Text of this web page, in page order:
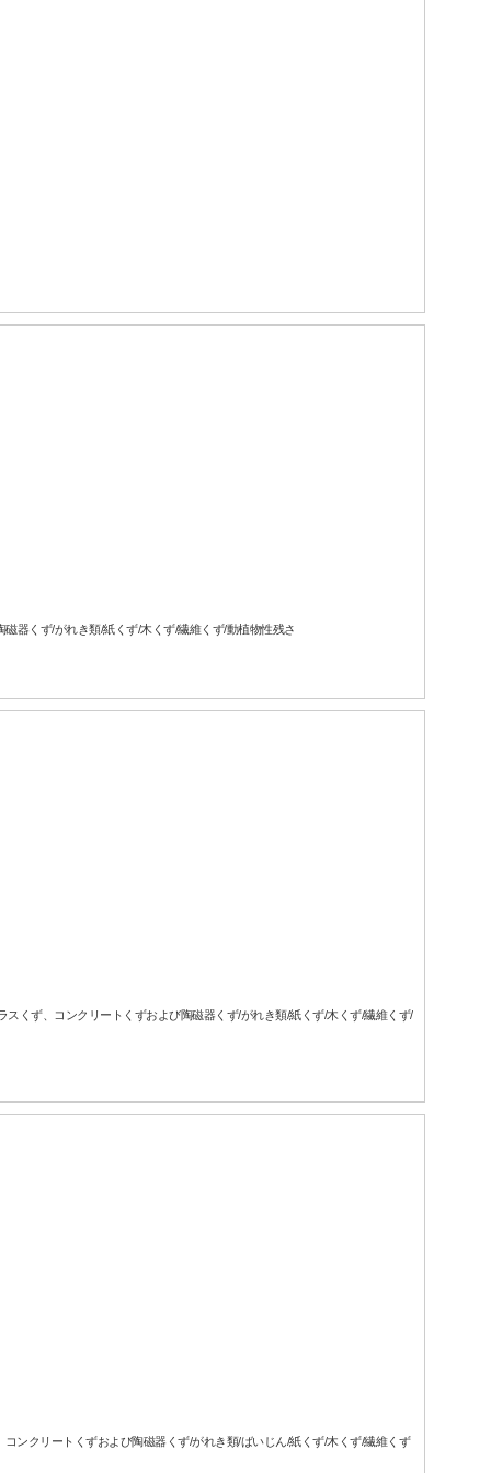
器くず/がれき類/紙くず/木くず/繊維くず/動植物性残さ
くず、コンクリートくずおよび陶磁器くず/がれき類/紙くず/木くず/繊維くず/
ンクリートくずおよび陶磁器くず/がれき類/ばいじん/紙くず/木くず/繊維くず